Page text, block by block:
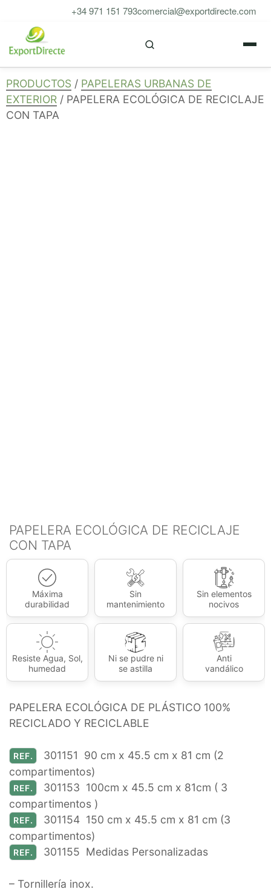
contenido
+34 971 151 793comercial@exportdirecte.com
PRODUCTOS / PAPELERAS URBANAS DE
EXTERIOR / PAPELERA ECOLÓGICA DE RECICLAJE
CON TAPA
PAPELERA ECOLÓGICA DE RECICLAJE
CON TAPA
Máxima
durabilidad
Sin
mantenimiento
Sin elementos
nocivos
Resiste Agua, Sol,
humedad
Ni se pudre ni
se astilla
Anti
vandálico
PAPELERA ECOLÓGICA DE PLÁSTICO 100%
RECICLADO Y RECICLABLE
REF. 301151 90 cm x 45.5 cm x 81 cm (2
compartimentos)
REF.
301153 100cm x 45.5 cm x 81cm ( 3
compartimentos )
REF. 301154 150 cm x 45.5 cm x 81 cm (3
compartimentos)
REF. 301155 Medidas Personalizadas
– Tornillería inox.